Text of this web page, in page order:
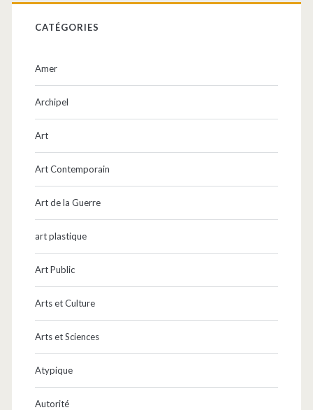
CATÉGORIES
Amer
Archipel
Art
Art Contemporain
Art de la Guerre
art plastique
Art Public
Arts et Culture
Arts et Sciences
Atypique
Autorité